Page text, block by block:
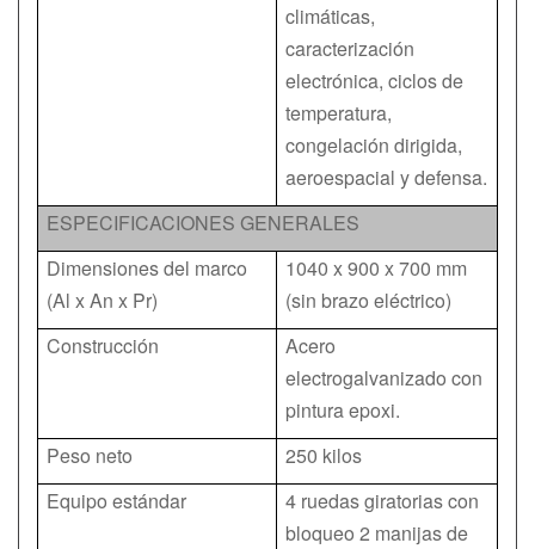
climáticas,
caracterización
electrónica, ciclos de
temperatura,
congelación dirigida,
aeroespacial y defensa.
ESPECIFICACIONES GENERALES
Dimensiones del marco
(Al x An x Pr)
1040 x 900 x 700 mm
(sin brazo eléctrico)
Construcción
Acero
electrogalvanizado con
pintura epoxi.
Peso neto
250 kilos
Equipo estándar
4 ruedas giratorias con
bloqueo 2 manijas de